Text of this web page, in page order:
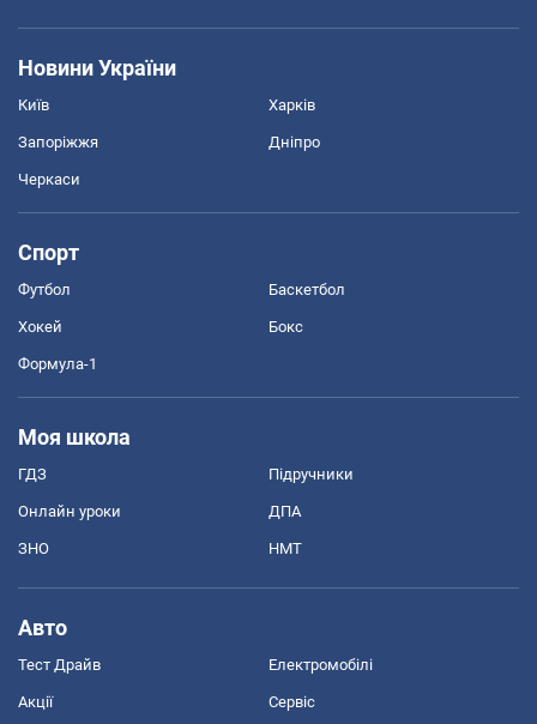
Новини України
Київ Харків
Запоріжжя Дніпро
Черкаси
Спорт
Футбол Баскетбол
Хокей Бокс
Формула-1
Моя школа
ГДЗ Підручники
Онлайн уроки ДПА
ЗНО НМТ
Авто
Тест Драйв Електромобілі
Акції Сервіс